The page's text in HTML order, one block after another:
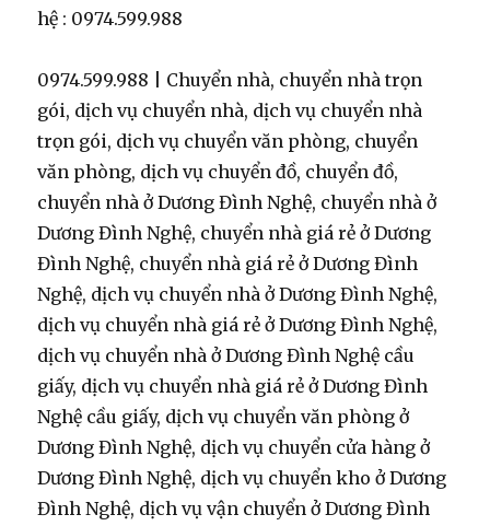
hệ : 0974.599.988
0974.599.988 | Chuyển nhà, chuyển nhà trọn
gói, dịch vụ chuyển nhà, dịch vụ chuyển nhà
trọn gói, dịch vụ chuyển văn phòng, chuyển
văn phòng, dịch vụ chuyển đồ, chuyển đồ,
chuyển nhà ở Dương Đình Nghệ, chuyển nhà ở
Dương Đình Nghệ, chuyển nhà giá rẻ ở Dương
Đình Nghệ, chuyển nhà giá rẻ ở Dương Đình
Nghệ, dịch vụ chuyển nhà ở Dương Đình Nghệ,
dịch vụ chuyển nhà giá rẻ ở Dương Đình Nghệ,
dịch vụ chuyển nhà ở Dương Đình Nghệ cầu
giấy, dịch vụ chuyển nhà giá rẻ ở Dương Đình
Nghệ cầu giấy, dịch vụ chuyển văn phòng ở
Dương Đình Nghệ, dịch vụ chuyển cửa hàng ở
Dương Đình Nghệ, dịch vụ chuyển kho ở Dương
Đình Nghệ, dịch vụ vận chuyển ở Dương Đình